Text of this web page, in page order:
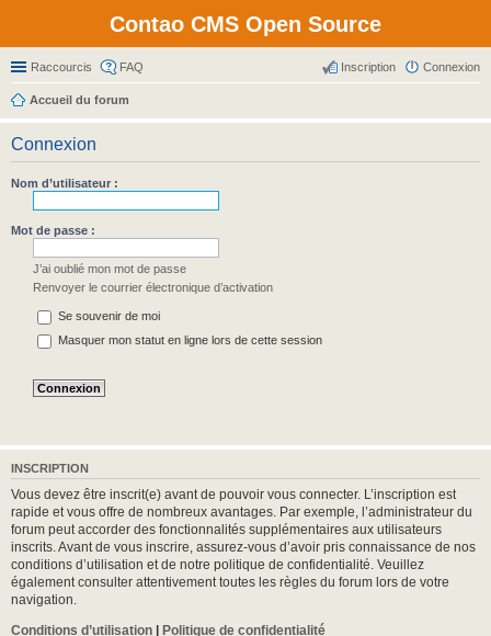
Contao CMS Open Source
Raccourcis FAQ Connexion
Inscription
Accueil du forum
Connexion
Nom d’utilisateur :
Mot de passe :
J’ai oublié mon mot de passe
Renvoyer le courrier électronique d’activation
Se souvenir de moi
Masquer mon statut en ligne lors de cette session
INSCRIPTION
Vous devez être inscrit(e) avant de pouvoir vous connecter. L’inscription est
rapide et vous offre de nombreux avantages. Par exemple, l’administrateur du
forum peut accorder des fonctionnalités supplémentaires aux utilisateurs
inscrits. Avant de vous inscrire, assurez-vous d’avoir pris connaissance de nos
conditions d’utilisation et de notre politique de confidentialité. Veuillez
également consulter attentivement toutes les règles du forum lors de votre
navigation.
Conditions d’utilisation | Politique de confidentialité